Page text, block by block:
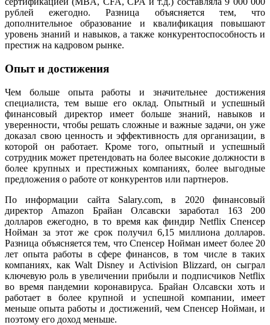
рублей ежегодно. Разница объясняется тем, что
дополнительное образование и квалификация повышают
уровень знаний и навыков, а также конкурентоспособность и
престиж на кадровом рынке.
Опыт и достижения
Чем больше опыта работы и значительнее достижения
специалиста, тем выше его оклад. Опытный и успешный
финансовый директор имеет больше знаний, навыков и
уверенности, чтобы решать сложные и важные задачи, он уже
доказал свою ценность и эффективность для организации, в
которой он работает. Кроме того, опытный и успешный
сотрудник может претендовать на более высокие должности в
более крупных и престижных компаниях, более выгодные
предложения о работе от конкурентов или партнеров.
По информации сайта Salary.com, в 2020 финансовый
директор Amazon Брайан Олсавски заработал 163 200
долларов ежегодно, в то время как финдир Netflix Спенсер
Нойман за этот же срок получил 6,15 миллиона долларов.
Разница объясняется тем, что Спенсер Нойман имеет более 20
лет опыта работы в сфере финансов, в том числе в таких
компаниях, как Walt Disney и Activision Blizzard, он сыграл
ключевую роль в увеличении прибыли и подписчиков Netflix
во время пандемии коронавируса. Брайан Олсавски хоть и
работает в более крупной и успешной компании, имеет
меньше опыта работы и достижений, чем Спенсер Нойман, и
поэтому его доход меньше.